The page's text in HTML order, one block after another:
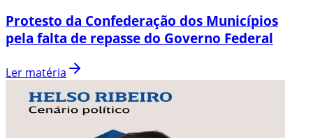
Protesto da Confederação dos Municípios
pela falta de repasse do Governo Federal
Ler matéria